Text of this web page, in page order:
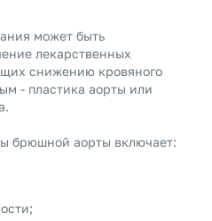
может быть
лекарственных
снижению кровяного
- пластика аорты или
брюшной аорты включает: